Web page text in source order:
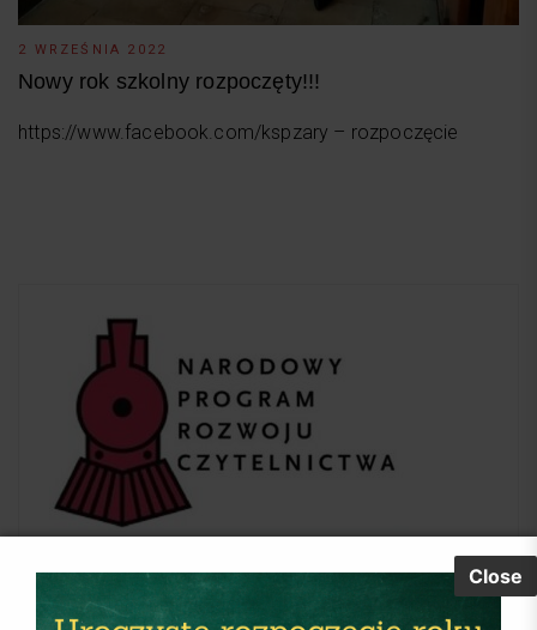
2 WRZEŚNIA 2022
Nowy rok szkolny rozpoczęty!!!
https://www.facebook.com/kspzary – rozpoczęcie